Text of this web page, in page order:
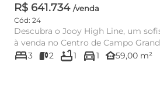
R$ 641.734 /venda
Cód: 24
Descubra o Jooy High Line, um
à venda no Centro de Campo
estrategicamente...
bed3 2 bathtub1 directions_car1 other_houses59,00 m²